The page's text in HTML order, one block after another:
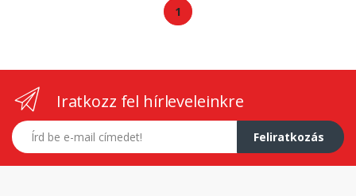
1
Iratkozz fel hírleveleinkre
E-mail címed
Feliratkozás